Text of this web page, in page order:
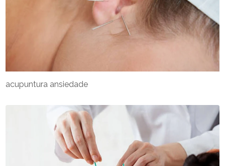
acupuntura ansiedade